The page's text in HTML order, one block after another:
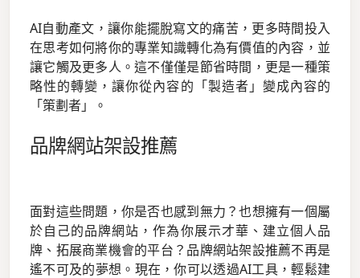
AI自動產文，讓你能擺脫寫文的痛苦，更多時間投入
在思考如何將你的專業知識轉化為有價值的內容，並
讓它觸及更多人。這不僅僅是節省時間，更是一種策
略性的轉變，讓你從內容的「製造者」變成內容的
「策劃者」。
品牌網站架設推薦
面對這些問題，你是否也感到無力？也想擁有一個屬
於自己的品牌網站，作為你展示才華、建立個人品
牌、拓展商業機會的平台？品牌網站架設推薦不再是
遙不可及的夢想。現在，你可以透過AI工具，輕鬆建